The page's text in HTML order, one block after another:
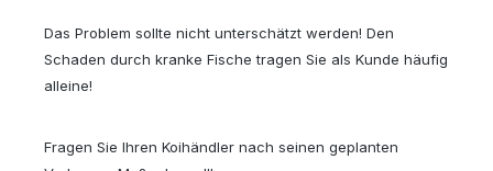
Das Problem sollte nicht unterschätzt werden! Den
Schaden durch kranke Fische tragen Sie als Kunde häufig
alleine!
Fragen Sie Ihren Koihändler nach seinen geplanten